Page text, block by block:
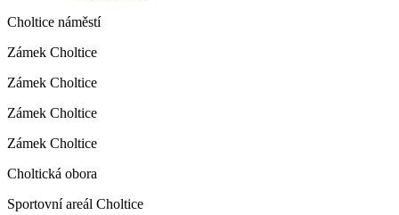
Choltice náměstí
Zámek Choltice
Zámek Choltice
Zámek Choltice
Zámek Choltice
Choltická obora
Sportovní areál Choltice